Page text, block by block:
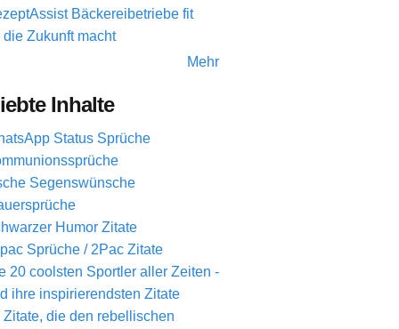
Bäckereibetriebe fit
die Zukunft macht
Mehr
Inhalte
Status Sprüche
Segenswünsche
Humor Zitate
Sprüche / 2Pac Zitate
20 coolsten Sportler aller Zeiten -
ihre inspirierendsten Zitate
Zitate, die den rebellischen